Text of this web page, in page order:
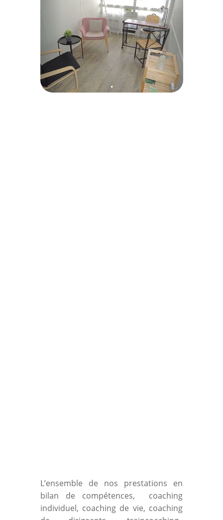
L’ensemble de nos prestations en
bilan de compétences, coaching
individuel, coaching de vie, coaching